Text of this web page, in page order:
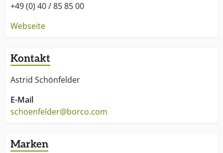
+49 (0) 40 / 85 85 00
Webseite
Kontakt
Astrid Schönfelder
E-Mail
schoenfelder@borco.com
Marken